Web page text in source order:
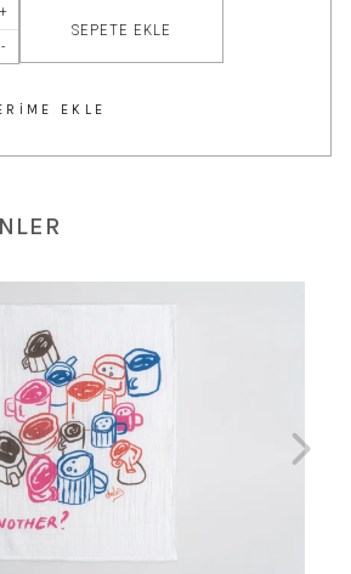
+
-
SEPETE EKLE
EKLE